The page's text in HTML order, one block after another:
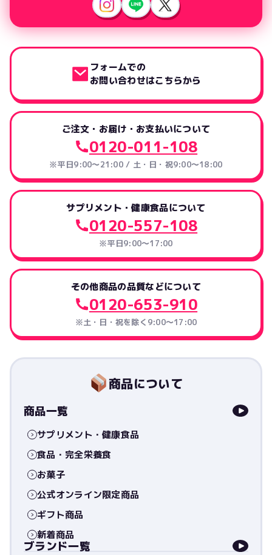
フォームでの
お問い合わせはこちらから
ご注文・お届け・お支払いについて
0120-011-108
※平日9:00～21:00 / 土・日・祝9:00～18:00
サプリメント・健康食品について
0120-557-108
※平日9:00～17:00
その他商品の品質などについて
0120-653-910
※土・日・祝を除く9:00〜17:00
商品について
商品一覧
サプリメント・健康食品
食品・完全栄養食
お菓子
公式オンライン限定商品
ギフト商品
新着商品
ブランド一覧